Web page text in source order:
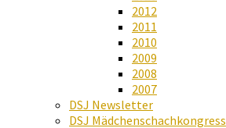
2012
2011
2010
2009
2008
2007
DSJ Newsletter
DSJ Mädchenschachkongress